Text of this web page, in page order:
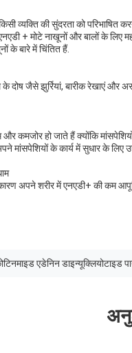
व्यक्ति की सुंदरता को
+ मोटे नाखूनों और बालों के लिए
के बारे में चिंतित हैं.
दोष जैसे झुर्रियां, बारीक रेखाएं और
कमजोर हो जाते हैं क्योंकि
मांसपेशियों के कार्य में सुधार के लिए
अपने शरीर में एनएडी+ की कम
एडेनिन डाइन्यूक्लियोटाइड